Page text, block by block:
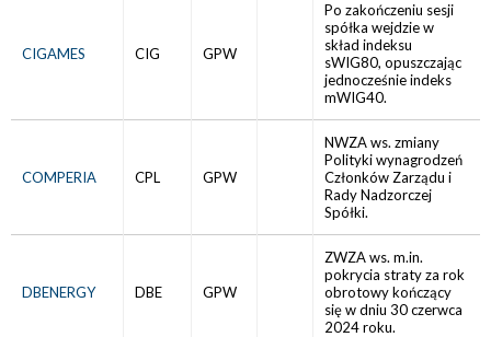
CIGAMES CIG GPW
Po zakończeniu sesji
spółka wejdzie w
skład indeksu
sWIG80, opuszczając
jednocześnie indeks
mWIG40.
COMPERIA CPL GPW
NWZA ws. zmiany
Polityki wynagrodzeń
Członków Zarządu i
Rady Nadzorczej
Spółki.
DBENERGY DBE GPW
ZWZA ws. m.in.
pokrycia straty za rok
obrotowy kończący
się w dniu 30 czerwca
2024 roku.